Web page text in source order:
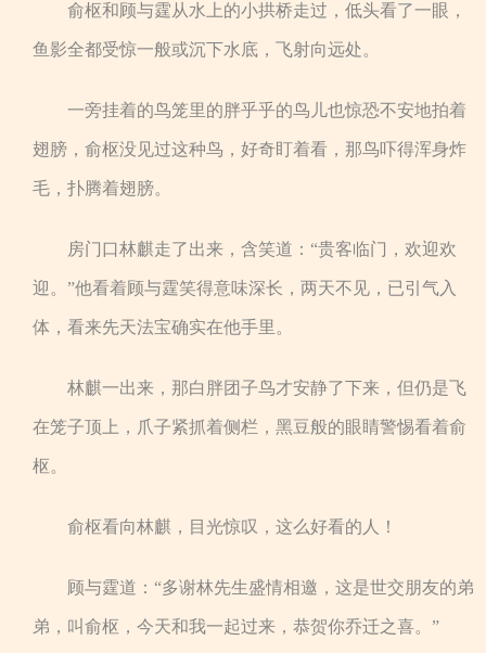
俞枢和顾与霆从水上的小拱桥走过，低头看了一眼，
鱼影全都受惊一般或沉下水底，飞射向远处。
一旁挂着的鸟笼里的胖乎乎的鸟儿也惊恐不安地拍着
翅膀，俞枢没见过这种鸟，好奇盯着看，那鸟吓得浑身炸
毛，扑腾着翅膀。
房门口林麒走了出来，含笑道：“贵客临门，欢迎欢
迎。”他看着顾与霆笑得意味深长，两天不见，已引气入
体，看来先天法宝确实在他手里。
林麒一出来，那白胖团子鸟才安静了下来，但仍是飞
在笼子顶上，爪子紧抓着侧栏，黑豆般的眼睛警惕看着俞
枢。
俞枢看向林麒，目光惊叹，这么好看的人！
顾与霆道：“多谢林先生盛情相邀，这是世交朋友的弟
弟，叫俞枢，今天和我一起过来，恭贺你乔迁之喜。”